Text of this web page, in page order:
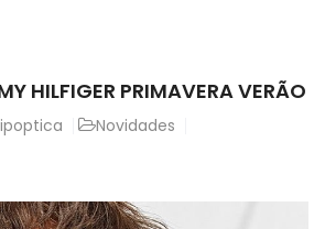
HILFIGER PRIMAVERA VERÃO
Novidades